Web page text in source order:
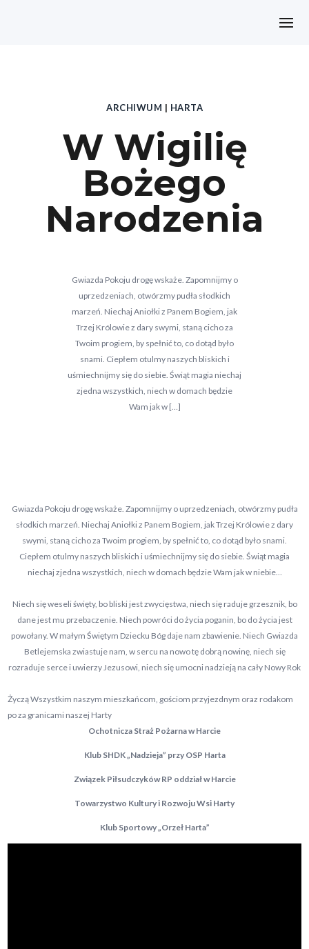
ARCHIWUM | HARTA
W Wigilię
Bożego
Narodzenia
Gwiazda Pokoju drogę wskaże. Zapomnijmy o
uprzedzeniach, otwórzmy pudła słodkich
marzeń. Niechaj Aniołki z Panem Bogiem, jak
Trzej Królowie z dary swymi, staną cicho za
Twoim progiem, by spełnić to, co dotąd było
snami. Ciepłem otulmy naszych bliskich i
uśmiechnijmy się do siebie. Świąt magia niechaj
zjedna wszystkich, niech w domach będzie
Wam jak w […]
Gwiazda Pokoju drogę wskaże. Zapomnijmy o uprzedzeniach, otwórzmy pudła
słodkich marzeń. Niechaj Aniołki z Panem Bogiem, jak Trzej Królowie z dary
swymi, staną cicho za Twoim progiem, by spełnić to, co dotąd było snami.
Ciepłem otulmy naszych bliskich i uśmiechnijmy się do siebie. Świąt magia
niechaj zjedna wszystkich, niech w domach będzie Wam jak w niebie…
Niech się weseli święty, bo bliski jest zwycięstwa, niech się raduje grzesznik, bo
dane jest mu przebaczenie. Niech powróci do życia poganin, bo do życia jest
powołany. W małym Świętym Dziecku Bóg daje nam zbawienie. Niech Gwiazda
Betlejemska zwiastuje nam, w sercu na nowo tę dobrą nowinę, niech się
rozraduje serce i uwierzy Jezusowi, niech się umocni nadzieją na cały Nowy Rok
Życzą Wszystkim naszym mieszkańcom, gościom przyjezdnym oraz rodakom
po za granicami naszej Harty
Ochotnicza Straż Pożarna w Harcie
Klub SHDK „Nadzieja” przy OSP Harta
Związek Piłsudczyków RP oddział w Harcie
Towarzystwo Kultury i Rozwoju Wsi Harty
Klub Sportowy „Orzeł Harta”